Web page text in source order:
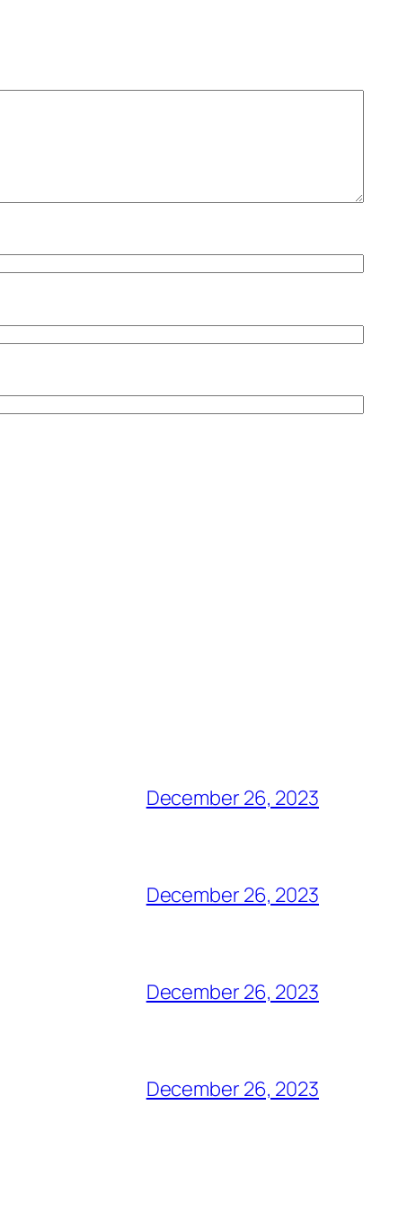
December 26, 2023
December 26, 2023
December 26, 2023
December 26, 2023